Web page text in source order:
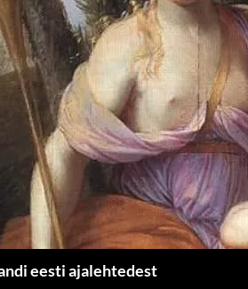
eesti ajalehtedest